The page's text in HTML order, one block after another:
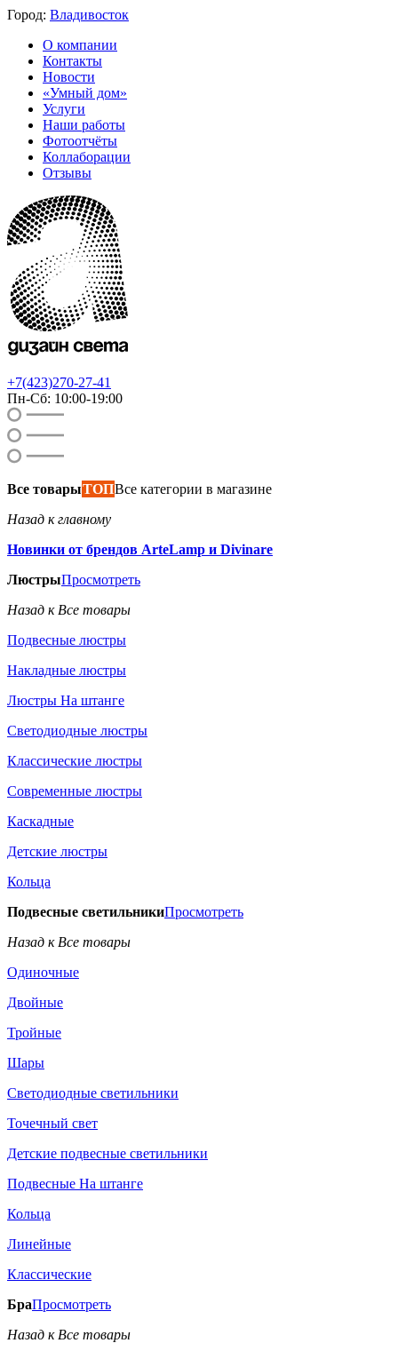
Город: Владивосток
О компании
Контакты
Новости
«Умный дом»
Услуги
Наши работы
Фотоотчёты
Коллаборации
Отзывы
+7(423)270-27-41
Пн-Сб: 10:00-19:00
Все товарыТОПВсе категории в магазине
Назад к главному
Новинки от брендов ArteLamp и Divinare
ЛюстрыПросмотреть
Назад к Все товары
Подвесные люстры
Накладные люстры
Люстры На штанге
Светодиодные люстры
Классические люстры
Современные люстры
Каскадные
Детские люстры
Кольца
Подвесные светильникиПросмотреть
Назад к Все товары
Одиночные
Двойные
Тройные
Шары
Светодиодные светильники
Точечный свет
Детские подвесные светильники
Подвесные На штанге
Кольца
Линейные
Классические
БраПросмотреть
Назад к Все товары